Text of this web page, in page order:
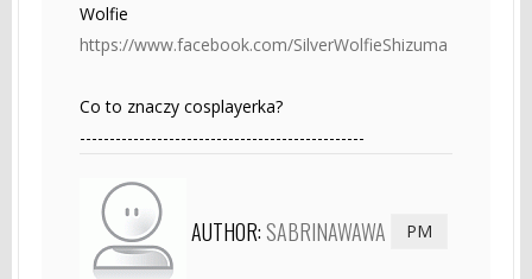
Wolfie
https://www.facebook.com/SilverWolfieShizuma
Co to znaczy cosplayerka?
------------------------------------------------
AUTHOR:SABRINAWAWA PM